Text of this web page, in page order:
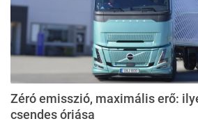
Zéró emisszió, maximális erő:
csendes óriása